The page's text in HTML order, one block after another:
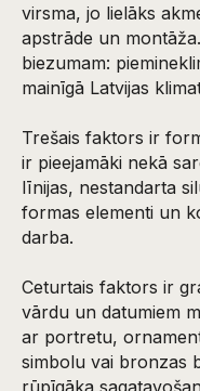
virsma, jo lielāks
apstrāde un
biezumam:
mainīgā Latvijas
Trešais faktors ir
ir pieejamāki nekā
līnijas, nestandarta
formas elementi un
darba.
Ceturtais faktors ir
vārdu un datumiem
ar portretu,
simbolu vai bronzas
rūpīgāka